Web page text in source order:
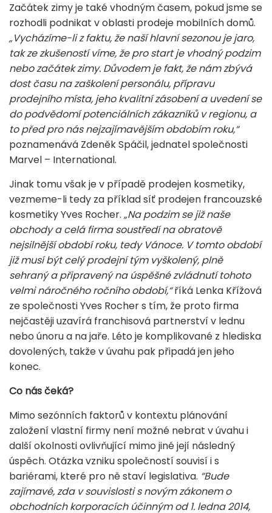
Začátek zimy je také vhodným časem, pokud jsme se
rozhodli podnikat v oblasti prodeje mobilních domů.
„Vycházíme-li z faktu, že naší hlavní sezonou je jaro,
tak ze zkušeností víme, že pro start je vhodný podzim
nebo začátek zimy. Důvodem je fakt, že nám zbývá
dost času na zaškolení personálu, přípravu
prodejního místa, jeho kvalitní zásobení a uvedení se
do podvědomí potenciálních zákazníků v regionu, a
to před pro nás nejzajímavějším obdobím roku,“
poznamenává Zdeněk Spáčil, jednatel společnosti
Marvel – International.
Jinak tomu však je v případě prodejen kosmetiky,
vezmeme-li tedy za příklad síť prodejen francouzské
kosmetiky Yves Rocher. „Na podzim se již naše
obchody a celá firma soustředí na obratově
nejsilnější období roku, tedy Vánoce. V tomto období
již musí být celý prodejní tým vyškolený, plně
sehraný a připravený na úspěšné zvládnutí tohoto
velmi náročného ročního období,“říká Lenka Křížová
ze společnosti Yves Rocher s tím, že proto firma
nejčastěji uzavírá franchisová partnerství v lednu
nebo únoru a na jaře. Léto je komplikované z hlediska
dovolených, takže v úvahu pak připadá jen jeho
konec.
Co nás čeká?
Mimo sezónních faktorů v kontextu plánování
založení vlastní firmy není možné nebrat v úvahu i
další okolnosti ovlivňující mimo jiné její následný
úspěch. Otázka vzniku společností souvisí i s
bariérami, které pro ně staví legislativa. “Bude
zajímavé, zda v souvislosti s novým zákonem o
obchodních korporacích účinným od 1. ledna 2014,